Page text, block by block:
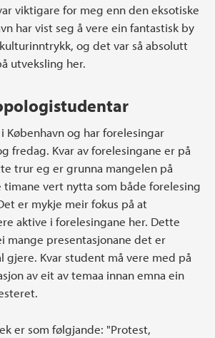
viktigare for meg enn den eksotiske
har vist seg å vere ein fantastisk by
og det var så absolutt
utveksling her.
København og har forelesingar
fredag. Kvar av forelesingane er på
trur eg er grunna mangelen på
timane vert nytta som både forelesing
er mykje meir fokus på at
aktive i forelesingane her. Dette
mange presentasjonane det er
gjere. Kvar student må vere med på
av eit av temaa innan emna ein
er som følgjande: "Protest,